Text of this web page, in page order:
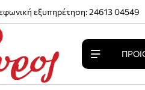
εξυπηρέτηση: 24613 04549